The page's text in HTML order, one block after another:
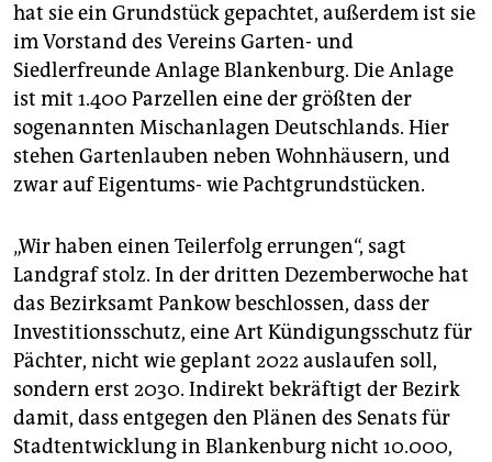
epaper login
hat sie ein Grundstück gepachtet, außerdem ist sie
im Vorstand des Vereins Garten- und
Siedlerfreunde Anlage Blankenburg. Die Anlage
ist mit 1.400 Parzellen eine der größten der
sogenannten Mischanlagen Deutschlands. Hier
stehen Gartenlauben neben Wohnhäusern, und
zwar auf Eigentums- wie Pachtgrundstücken.
„Wir haben einen Teilerfolg errungen“, sagt
Landgraf stolz. In der dritten Dezemberwoche hat
das Bezirksamt Pankow beschlossen, dass der
Investitionsschutz, eine Art Kündigungsschutz für
Pächter, nicht wie geplant 2022 auslaufen soll,
sondern erst 2030. Indirekt bekräftigt der Bezirk
damit, dass entgegen den Plänen des Senats für
Stadtentwicklung in Blankenburg nicht 10.000,